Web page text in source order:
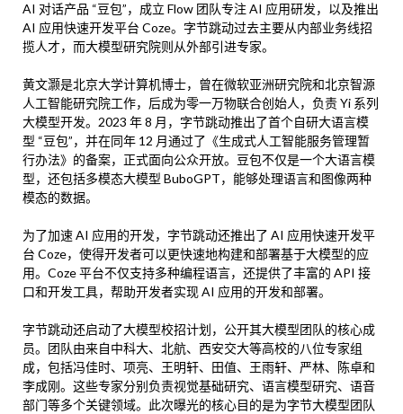
AI 对话产品 “豆包”，成立 Flow 团队专注 AI 应用研发，以及推出
AI 应用快速开发平台 Coze。字节跳动过去主要从内部业务线招
揽人才，而大模型研究院则从外部引进专家。
黄文灏是北京大学计算机博士，曾在微软亚洲研究院和北京智源
人工智能研究院工作，后成为零一万物联合创始人，负责 Yi 系列
大模型开发。2023 年 8 月，字节跳动推出了首个自研大语言模
型 “豆包”，并在同年 12 月通过了《生成式人工智能服务管理暂
行办法》的备案，正式面向公众开放。豆包不仅是一个大语言模
型，还包括多模态大模型 BuboGPT，能够处理语言和图像两种
模态的数据。
为了加速 AI 应用的开发，字节跳动还推出了 AI 应用快速开发平
台 Coze，使得开发者可以更快速地构建和部署基于大模型的应
用。Coze 平台不仅支持多种编程语言，还提供了丰富的 API 接
口和开发工具，帮助开发者实现 AI 应用的开发和部署。
字节跳动还启动了大模型校招计划，公开其大模型团队的核心成
员。团队由来自中科大、北航、西安交大等高校的八位专家组
成，包括冯佳时、项亮、王明轩、田值、王雨轩、严林、陈卓和
李成刚。这些专家分别负责视觉基础研究、语言模型研究、语音
部门等多个关键领域。此次曝光的核心目的是为字节大模型团队